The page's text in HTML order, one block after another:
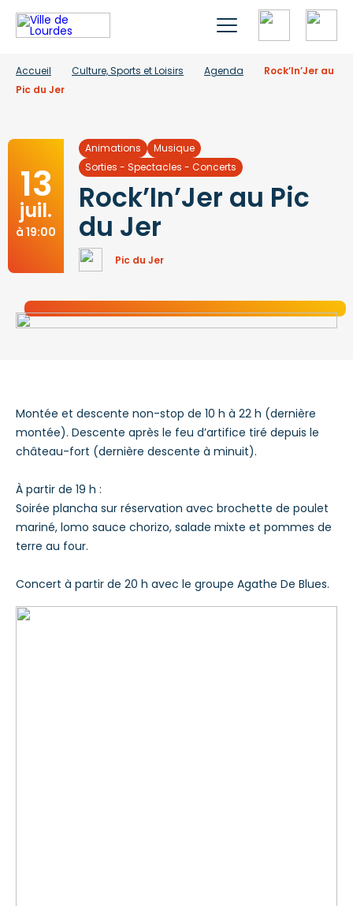
Accueil Culture, Sports et Loisirs Agenda
Rock’In’Jer au
Pic du Jer
13
juil.
à 19:00
Animations
Musique
Sorties - Spectacles - Concerts
Rock’In’Jer au Pic
du Jer
Pic du Jer
Montée et descente non-stop de 10 h à 22 h (dernière
montée). Descente après le feu d’artifice tiré depuis le
château-fort (dernière descente à minuit).
À partir de 19 h :
Soirée plancha sur réservation avec brochette de poulet
mariné, lomo sauce chorizo, salade mixte et pommes de
terre au four.
Concert à partir de 20 h avec le groupe Agathe De Blues.